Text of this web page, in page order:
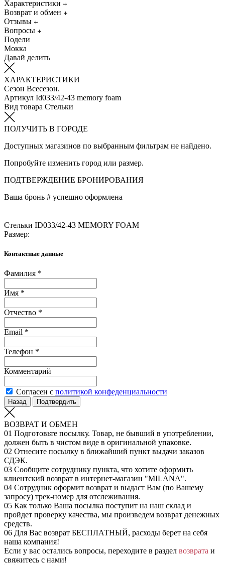
Характеристики
Возврат и обмен
Отзывы
Вопросы
Подели
Мокка
Давай делить
ХАРАКТЕРИСТИКИ
Сезон Всесезон.
Артикул Id033/42-43 memory foam
Вид товара Стельки
ПОЛУЧИТЬ В ГОРОДЕ
Доступных магазинов по выбранным фильтрам не найдено.
Попробуйте изменить город или размер.
ПОДТВЕРЖДЕНИЕ БРОНИРОВАНИЯ
Ваша бронь # успешно оформлена
Стельки ID033/42-43 MEMORY FOAM
Размер:
Контактные данные
Фамилия *
Имя *
Отчество *
Email *
Телефон *
Комментарий
Согласен с политикой конфеденциальности
Назад Подтвердить
ВОЗВРАТ И ОБМЕН
01 Подготовьте посылку. Товар, не бывший в употреблении,
должен быть в чистом виде в оригинальной упаковке.
02 Отнесите посылку в ближайший пункт выдачи заказов
СДЭК.
03 Сообщите сотруднику пункта, что хотите оформить
клиентский возврат в интернет-магазин "MILANA".
04 Сотрудник оформит возврат и выдаст Вам (по Вашему
запросу) трек-номер для отслеживания.
05 Как только Ваша посылка поступит на наш склад и
пройдет проверку качества, мы произведем возврат денежных
средств.
06 Для Вас возврат БЕСПЛАТНЫЙ, расходы берет на себя
наша компания!
Если у вас остались вопросы, переходите в раздел возврата и
свяжитесь с нами!